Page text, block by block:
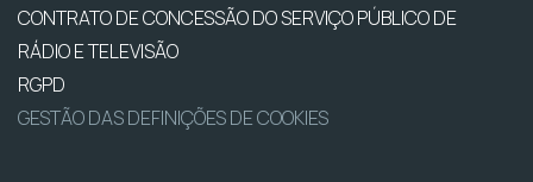
CONTRATO DE CONCESSÃO DO SERVIÇO PÚBLICO DE
RÁDIO E TELEVISÃO
RGPD
GESTÃO DAS DEFINIÇÕES DE COOKIES